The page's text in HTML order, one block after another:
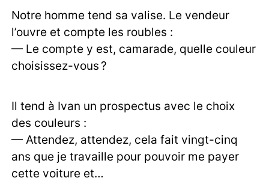
Notre homme tend sa valise. Le vendeur
l’ouvre et compte les roubles :
— Le compte y est, camarade, quelle couleur
choisissez-vous ?
Il tend à Ivan un prospectus avec le choix
des couleurs :
— Attendez, attendez, cela fait vingt-cinq
ans que je travaille pour pouvoir me payer
cette voiture et…